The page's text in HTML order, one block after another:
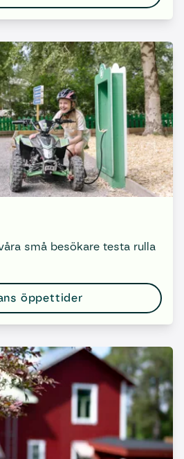
små besökare testa rulla
öppettider